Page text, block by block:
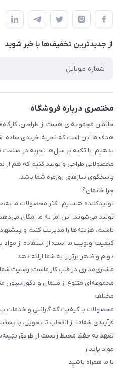
لیست محصولات
درباره ما
قوانین و مقررات
حریم خصوصی
راهنما
از جدید‌ترین تخفیف‌ها با‌ خبر شوید
مختصری درباره فروشگاه
خانمان مجموعه‌ای هست از طراحان،
هدف ما این است که تجربه خریدی
بدهیم. با تکیه بر سال‌ها تجربه در صنعت
محصولاتی طراحی و تولید کنیم که هم از
پاسخگوی نیازهای روزمره شما باشد.
چرا خانمان؟
تولیدکننده هستیم: اکثر محصولات ما
تولید می‌شوند. این امر به ما امکان
باشیم، هزینه‌ها را مدیریت کنیم و
کیفیت اولویت ما است: از استفاده از مواد
دوام و ظاهر برتر را به شما ارائه دهد.
مشتری‌مداری در قلب کار ماست: رضایت
مجموعه‌ای متنوع از مبلمان و دکوراسیون
مختلف
محصولات با کیفیت که گارانتی و خدمات
فرآیندی شفاف از انتخاب تا تحویل، با
تعهد به حفظ محیط زیست از طریق
مواد پایدار
با ما همراه باشید